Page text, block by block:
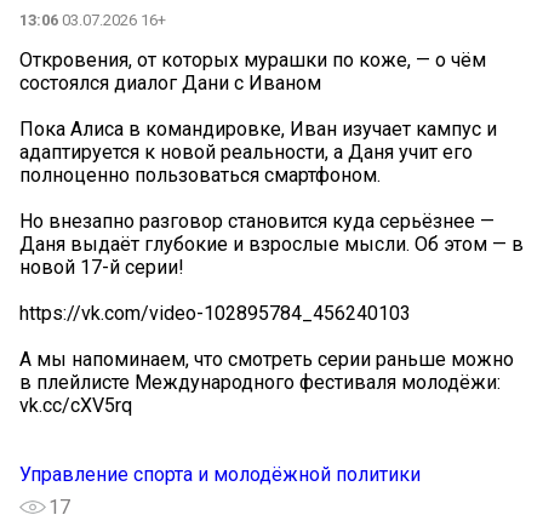
13:06 03.07.2026 16+
Откровения, от которых мурашки по коже, — о чём
состоялся диалог Дани с Иваном
Пока Алиса в командировке, Иван изучает кампус и
адаптируется к новой реальности, а Даня учит его
полноценно пользоваться смартфоном.
Но внезапно разговор становится куда серьёзнее —
Даня выдаёт глубокие и взрослые мысли. Об этом — в
новой 17-й серии!
https://vk.com/video-102895784_456240103
А мы напоминаем, что смотреть серии раньше можно
в плейлисте Международного фестиваля молодёжи:
vk.cc/cXV5rq
Управление спорта и молодёжной политики
17